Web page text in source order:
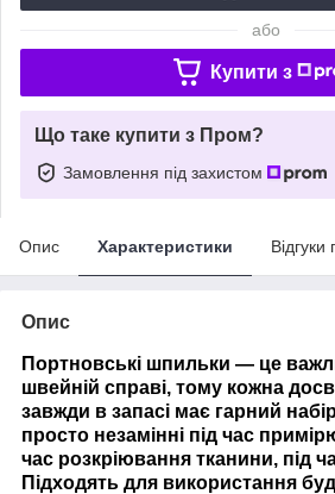
або
Купити з
Що таке купити з Пром?
Замовлення під захистом
Опис Характеристики
Опис
Портновські шпильки — це
швейній справі, тому кожна
завжди в запасі має гарний
просто незамінні під час
час розкріювання тканини, під
Підходять для використання